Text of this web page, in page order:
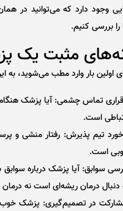
وجود دارد که می‌توانید در
را بررسی کنیم.
مثبت یک
اولین بار وارد مطب می‌شوید، به
تماس چشمی: آیا پزشک
است.
تیم پذیرش: رفتار منشی و
است.
سوابق: آیا پزشک درباره
دنبال درمان ریشه‌ای است نه درمان
در تصمیم‌گیری: پزشک خوب